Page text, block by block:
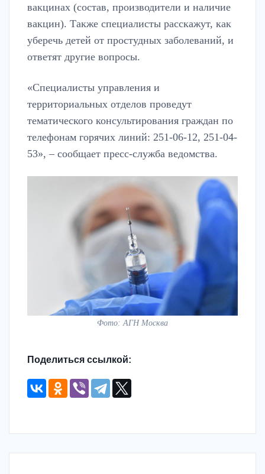
вакцинах (состав, производители и наличие
вакцин). Также специалисты расскажут, как
уберечь детей от простудных заболеваний, и
ответят другие вопросы.
«Специалисты управления и
территориальных отделов проведут
тематического консультирования граждан по
телефонам горячих линий: 251-06-12, 251-04-
53», – сообщает пресс-служба ведомства.
Фото: АГН Москва
Поделиться ссылкой: